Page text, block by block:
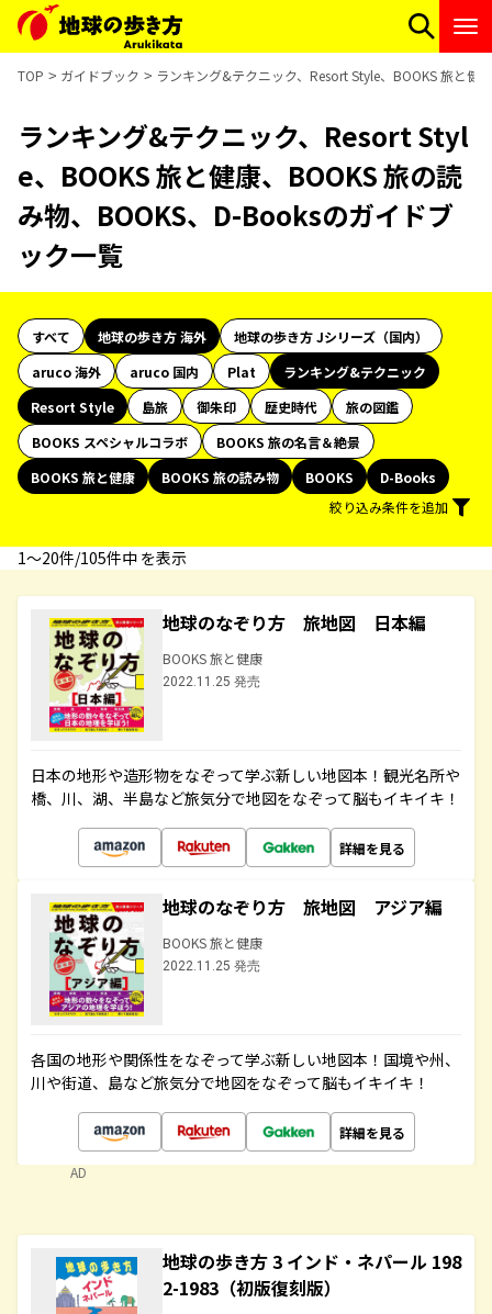
TOP ガイドブック ランキング&テクニック、Resort Style、BOOKS 旅と
ランキング&テクニック、Resort Styl
e、BOOKS 旅と健康、BOOKS 旅の読
み物、BOOKS、D-Booksのガイドブ
ック一覧
すべて 地球の歩き方 海外
地球の歩き方 Jシリーズ（国内）
aruco 海外
aruco 国内 Plat
ランキング&テクニック
Resort Style
島旅 御朱印 歴史時代
旅の図鑑
BOOKS スペシャルコラボ
BOOKS 旅の名言＆絶景
BOOKS 旅と健康
BOOKS 旅の読み物 BOOKS
D-Books
絞り込み条件を追加
1〜20件/105件中 を表示
地球のなぞり方 旅地図 日本編
BOOKS 旅と健康
2022.11.25 発売
日本の地形や造形物をなぞって学ぶ新しい地図本！観光名所や
橋、川、湖、半島など旅気分で地図をなぞって脳もイキイキ！
詳細を見る
地球のなぞり方 旅地図 アジア編
BOOKS 旅と健康
2022.11.25 発売
各国の地形や関係性をなぞって学ぶ新しい地図本！国境や州、
川や街道、島など旅気分で地図をなぞって脳もイキイキ！
詳細を見る
AD
地球の歩き方 3 インド・ネパール 198
2-1983（初版復刻版）